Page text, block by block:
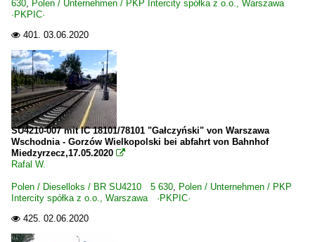
630, Polen / Unternehmen / PKP Intercity spółka z o.o., Warszawa
·PKPIC·
 401. 03.06.2020
SU4210-007 mit IC 18101/78101 "Gałczyński" von Warszawa
Wschodnia - Gorzów Wielkopolski bei abfahrt von Bahnhof
Miedzyrzecz,17.05.2020 
Rafal W.
Polen / Dieselloks / BR SU4210 5 630, Polen / Unternehmen / PKP
Intercity spółka z o.o., Warszawa ·PKPIC·
 425. 02.06.2020